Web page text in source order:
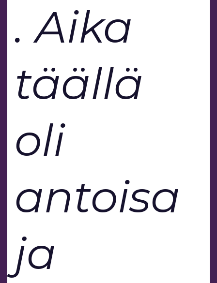
. Aika
täällä
oli
antoisa
ja